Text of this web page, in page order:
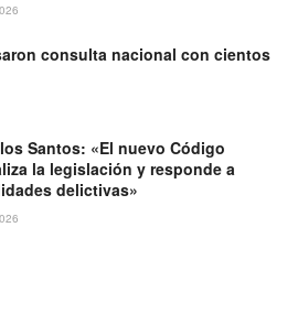
consulta nacional con cientos
Santos: «El nuevo Código
la legislación y responde a
delictivas»